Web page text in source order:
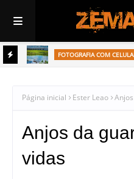
Garça se alimento de
FOTOGRAFIA COM
Página inicial Ester Leao
Anjos da
vidas